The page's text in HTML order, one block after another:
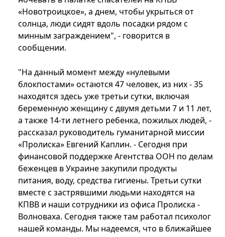
«Новотроицкое», а днем, чтобы укрыться от
солнца, люди сидят вдоль посадки рядом с
минным заграждением", - говорится в
сообщении.
"На данный момент между «нулевыми
блокпостами» остаются 47 человек, из них - 35
находятся здесь уже третьи сутки, включая
беременную женщину с двумя детьми 7 и 11 лет,
а также 14-ти летнего ребенка, пожилых людей, -
рассказал руководитель гуманитарной миссии
«Пролиска» Евгений Каплин. - Сегодня при
финансовой поддержке Aгентства ООН по делам
беженцев в Украине закупили продукты
питания, воду, средства гигиены. Третьи сутки
вместе с застрявшими людьми находятся на
КПВВ и наши сотрудники из офиса Пролиска -
Волноваха. Сегодня также там работал психолог
нашей команды. Мы надеемся, что в ближайшее